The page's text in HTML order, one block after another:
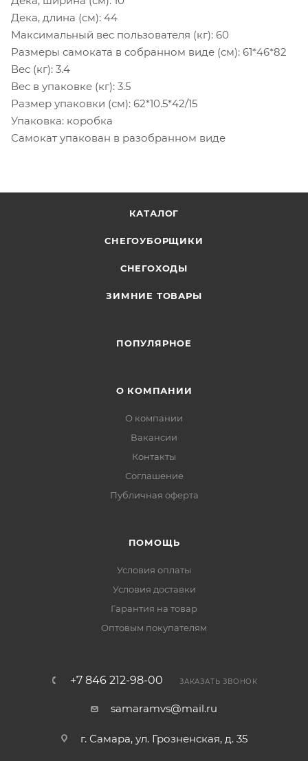
Дека, длина (см): 44
Максимальный вес пользователя (кг): 60
Размеры самоката в собранном виде (см): 61*46*82
Вес (кг): 3.4
Вес в упаковке (кг): 3.5
Размер упаковки (см): 62*10.5*42/15
Упаковка: коробка
Самокат упакован в разобранном виде
КАТАЛОГ
СНЕГОУБОРЩИКИ
СНЕГОХОДЫ
ЗИМНИЕ ТОВАРЫ
ПОПУЛЯРНОЕ
О КОМПАНИИ
О компании
Вакансии
Контакты
Соглашение
Публичная оферта
ПОМОЩЬ
Условия оплаты
Условия доставки
Гарантия на товар
Оптовым покупателям
+7 846 212-98-00 ЗАКАЗАТЬ ЗВОНОК
samaramvs@mail.ru
г. Самара, ул. Грозненская, д. 35